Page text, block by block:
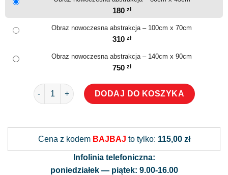
180 zł
Obraz nowoczesna abstrakcja – 100cm x 70cm
310 zł
Obraz nowoczesna abstrakcja – 140cm x 90cm
750 zł
ilość Obraz nowoczesna abstrakcja
DODAJ DO KOSZYKA
Cena z kodem BAJBAJ to tylko: 115,00 zł
Infolinia telefoniczna:
poniedziałek — piątek: 9.00-16.00